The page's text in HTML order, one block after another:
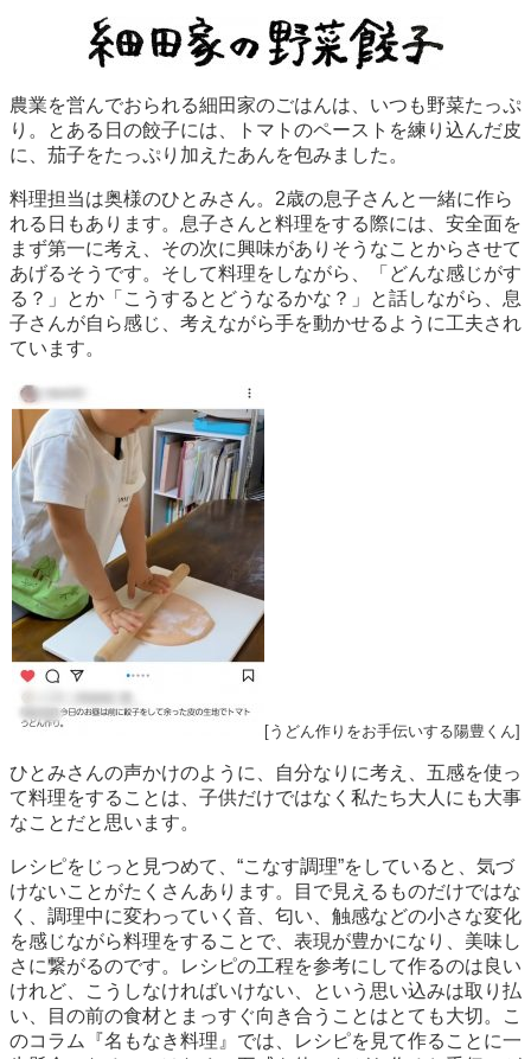
農業を営んでおられる細田家のごはんは、いつも野菜たっぷ
り。とある日の餃子には、トマトのペーストを練り込んだ皮
に、茄子をたっぷり加えたあんを包みました。
料理担当は奥様のひとみさん。2歳の息子さんと一緒に作ら
れる日もあります。息子さんと料理をする際には、安全面を
まず第一に考え、その次に興味がありそうなことからさせて
あげるそうです。そして料理をしながら、「どんな感じがす
る？」とか「こうするとどうなるかな？」と話しながら、息
子さんが自ら感じ、考えながら手を動かせるように工夫され
ています。
[うどん作りをお手伝いする陽豊くん]
ひとみさんの声かけのように、自分なりに考え、五感を使っ
て料理をすることは、子供だけではなく私たち大人にも大事
なことだと思います。
レシピをじっと見つめて、“こなす調理”をしていると、気づ
けないことがたくさんあります。目で見えるものだけではな
く、調理中に変わっていく音、匂い、触感などの小さな変化
を感じながら料理をすることで、表現が豊かになり、美味し
さに繋がるのです。レシピの工程を参考にして作るのは良い
けれど、こうしなければいけない、という思い込みは取り払
い、目の前の食材とまっすぐ向き合うことはとても大切。こ
のコラム『名もなき料理』では、レシピを見て作ることに一